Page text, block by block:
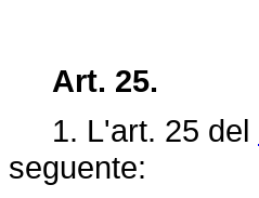
Art. 25.
1. L'art. 25 del
seguente: